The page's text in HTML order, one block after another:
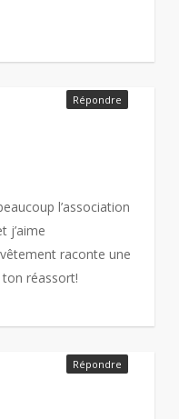
l’association
j’aime
raconte une
ton réassort!
Répondre
Répondre